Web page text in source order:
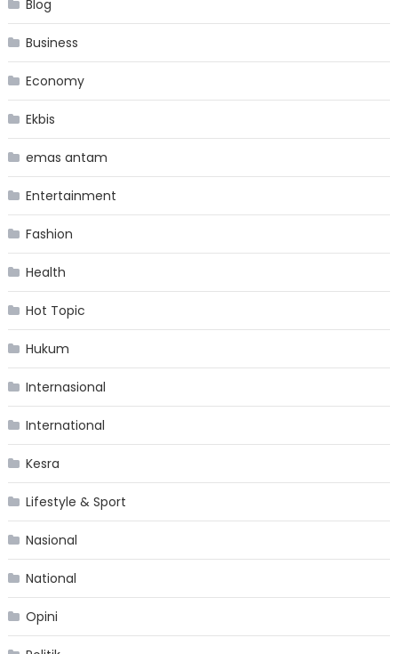
Blog
Business
Economy
Ekbis
emas antam
Entertainment
Fashion
Health
Hot Topic
Hukum
Internasional
International
Kesra
Lifestyle & Sport
Nasional
National
Opini